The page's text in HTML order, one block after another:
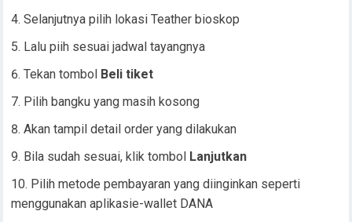
Selanjutnya pilih lokasi Teather bioskop
Lalu piih sesuai jadwal tayangnya
Tekan tombol Beli tiket
Pilih bangku yang masih kosong
Akan tampil detail order yang dilakukan
Bila sudah sesuai, klik tombol Lanjutkan
Pilih metode pembayaran yang diinginkan seperti
menggunakan aplikasie-wallet DANA